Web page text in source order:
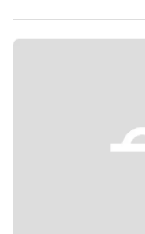
Previous slide